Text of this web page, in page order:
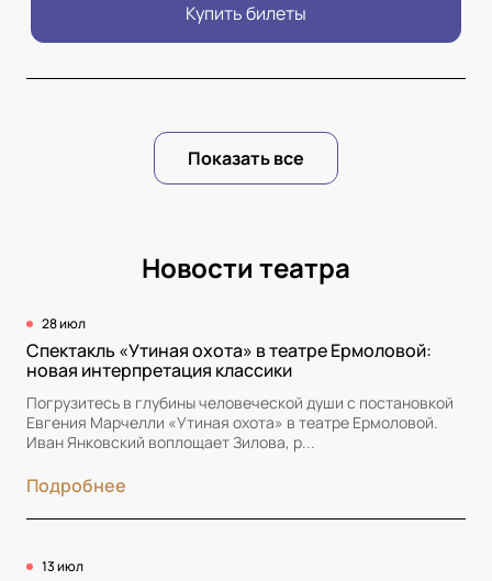
Купить билеты
Показать все
Новости театра
28 июл
Спектакль «Утиная охота» в театре Ермоловой:
новая интерпретация классики
Погрузитесь в глубины человеческой души с постановкой
Евгения Марчелли «Утиная охота» в театре Ермоловой.
Иван Янковский воплощает Зилова, р...
Подробнее
13 июл